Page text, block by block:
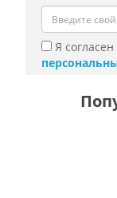
Я